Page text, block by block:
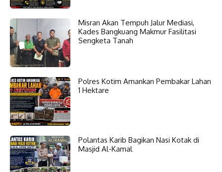
Misran Akan Tempuh Jalur Mediasi,
Kades Bangkuang Makmur Fasilitasi
Sengketa Tanah
Polres Kotim Amankan Pembakar Lahan
1 Hektare
Polantas Karib Bagikan Nasi Kotak di
Masjid Al-Kamal